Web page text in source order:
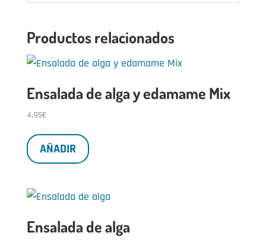
Productos relacionados
Ensalada de alga y edamame Mix
4,95€
AÑADIR
Ensalada de alga